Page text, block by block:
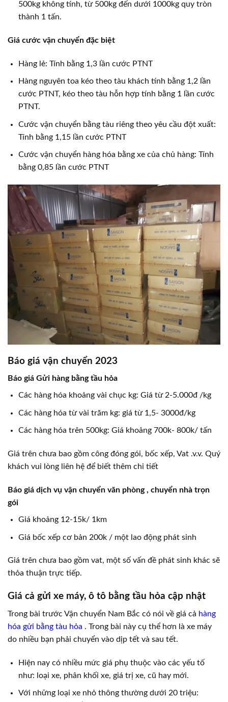
500kg không tính, từ 500kg đến dưới 1000kg quy tròn
thành 1 tấn.
Giá cước vận chuyển đặc biệt
Hàng lẻ: Tính bằng 1,3 lần cước PTNT
Hàng nguyên toa kéo theo tàu khách tính bằng 1,2 lần
cước PTNT, kéo theo tàu hỗn hợp tính bằng 1 lần cước
PTNT.
Cước vận chuyển bằng tàu riêng theo yêu cầu đột xuất:
Tính bằng 1,15 lần cước PTNT
Cước vận chuyển hàng hóa bằng xe của chủ hàng: Tính
bằng 0,85 lần cước PTNT
Báo giá vận chuyển 2023
Báo giá Gửi hàng bằng tầu hỏa
Các hàng hóa khoảng vài chục kg: Giá từ 2-5.000đ /kg
Các hàng hóa từ vài trăm kg: giá từ 1,5- 3000đ/kg
Các hàng hóa trên 500kg: Giá khoảng 700k- 800k/ tấn
Giá trên chưa bao gồm công đóng gói, bốc xếp, Vat .v.v. Quý
khách vui lòng liên hệ để biết thêm chi tiết
Báo giá dịch vụ vận chuyển văn phòng , chuyển nhà trọn
gói
Giá khoảng 12-15k/ 1km
Giá bốc xếp cơ bản 200k / một lao động phát sinh
Giá trên chưa bao gồm vat, một số vấn đề phát sinh khác sẽ
thỏa thuận trực tiếp.
Giá cả gửi xe máy, ô tô bằng tầu hỏa cập nhật
Trong bài trước Vận chuyển Nam Bắc có nói về giá cả hàng
hóa gửi bằng tàu hỏa . Trong bài này cụ thể hơn là xe máy
do nhiều bạn phải chuyển vào dịp tết và sau tết.
Hiện nay có nhiều mức giá phụ thuộc vào các yếu tố
như: loại xe, phân khối xe, giá trị xe, cũ hay mới.
Với những loại xe nhỏ thông thường dưới 20 triệu: